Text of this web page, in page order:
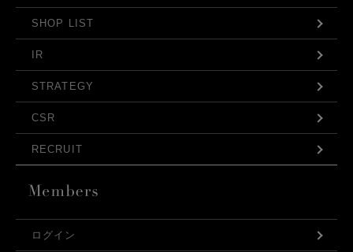
SHOP LIST
IR
STRATEGY
CSR
RECRUIT
ログイン